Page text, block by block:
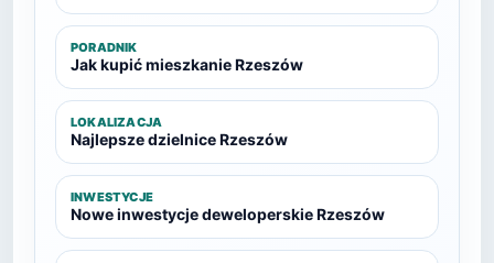
PORADNIK
Jak kupić mieszkanie Rzeszów
LOKALIZACJA
Najlepsze dzielnice Rzeszów
INWESTYCJE
Nowe inwestycje deweloperskie Rzeszów